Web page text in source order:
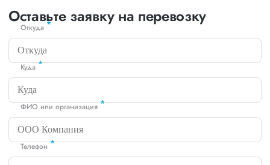
Оставьте заявку на перевозку
Откуда *
Куда *
ФИО или организация *
Телефон *